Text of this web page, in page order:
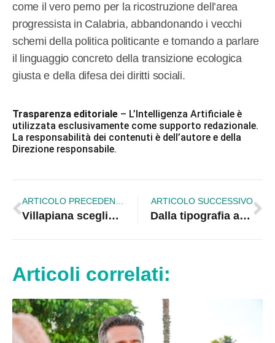
come il vero perno per la ricostruzione dell’area
progressista in Calabria, abbandonando i vecchi
schemi della politica politicante e tornando a parlare
il linguaggio concreto della transizione ecologica
giusta e della difesa dei diritti sociali.
Trasparenza editoriale – L’Intelligenza Artificiale è
utilizzata esclusivamente come supporto redazionale.
La responsabilità dei contenuti è dell’autore e della
Direzione responsabile.
Villapiana sceglie la svolta storica: Mariolina De Marco è il primo sindaco donna con la lista “Villapiana Sarà”
ARTICOLO SUCCESSIVO
Dalla tipografia ai giornali di scuola: gli studenti di Cropalati scoprono il mondo della stampa
Articoli correlati: